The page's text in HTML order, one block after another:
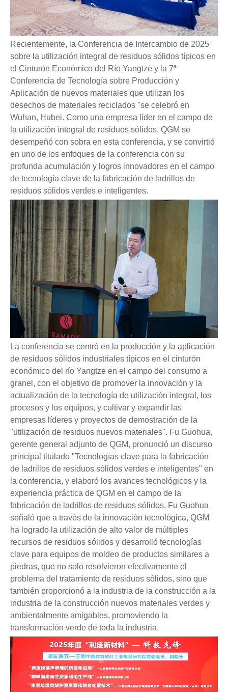
Recientemente, la Conferencia de Intercambio de 2025
sobre la utilización integral de residuos sólidos típicos en
el Cinturón Económico del Río Yangtze y la 7ª
Conferencia de Tecnología sobre Producción y
Aplicación de nuevos materiales que utilizan los
desechos de materiales reciclados "se celebró en
Wuhan, Hubei. Como una empresa líder en el campo de
la utilización integral de residuos sólidos, QGM se
desempeñó con sobra en esta conferencia, y se convirtió
en uno de los enfoques de la conferencia con su
profunda acumulación y logros innovadores en el campo
de tecnología clave de la fabricación de ladrillos de
residuos sólidos verdes e inteligentes.
La conferencia se centró en la producción y la aplicación
de residuos sólidos industriales típicos en el cinturón
económico del río Yangtze en el campo del consumo a
granel, con el objetivo de promover la innovación y la
actualización de la tecnología de utilización integral, los
procesos y los equipos, y cultivar y expandir las
empresas líderes y proyectos de demostración de la
"utilización de residuos nuevos materiales". Fu Guohua,
gerente general adjunto de QGM, pronunció un discurso
principal titulado "Tecnologías clave para la fabricación
de ladrillos de residuos sólidos verdes e inteligentes" en
la conferencia, y elaboró ​​los avances tecnológicos y la
experiencia práctica de QGM en el campo de la
fabricación de ladrillos de residuos sólidos. Fu Guohua
señaló que a través de la innovación tecnológica, QGM
ha logrado la utilización de alto valor de múltiples
recursos de residuos sólidos y desarrolló tecnologías
clave para equipos de moldeo de productos similares a
piedras, que no solo resolvieron efectivamente el
problema del tratamiento de residuos sólidos, sino que
también proporcionó a la industria de la construcción a la
industria de la construcción nuevos materiales verdes y
ambientalmente amigables, promoviendo la
transformación verde de toda la industria.